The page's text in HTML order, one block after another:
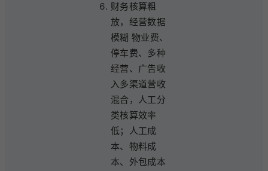
财务核算粗
放，经营数据
模糊 物业费、
停车费、多种
经营、广告收
入多渠道营收
混合，人工分
类核算效率
低；人工成
本、物料成
本、外包成本